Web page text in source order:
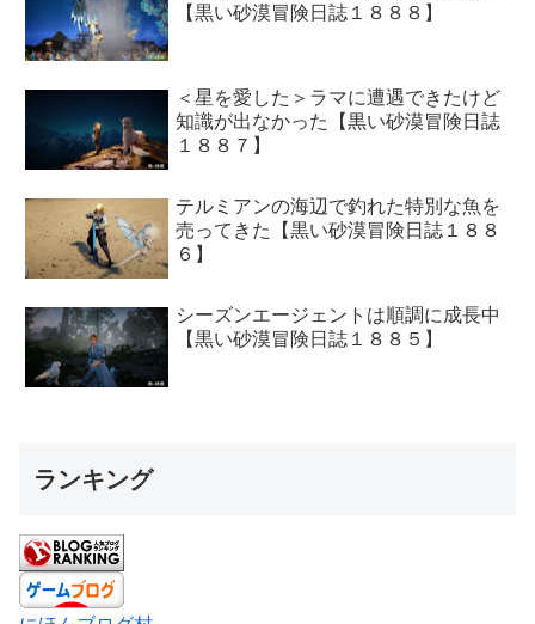
【黒い砂漠冒険日誌１８８８】
＜星を愛した＞ラマに遭遇できたけど
知識が出なかった【黒い砂漠冒険日誌
１８８７】
テルミアンの海辺で釣れた特別な魚を
売ってきた【黒い砂漠冒険日誌１８８
６】
シーズンエージェントは順調に成長中
【黒い砂漠冒険日誌１８８５】
ランキング